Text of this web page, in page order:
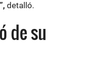
detalló.
de su